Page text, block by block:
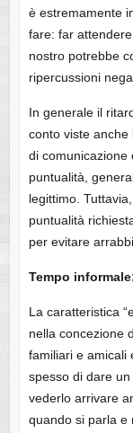
è estremamente
fare: far
nostro potrebbe
ripercussioni
In generale il
conto viste anche
di comunicazione
puntualità,
legittimo.
puntualità
per evitare
Tempo
La caratteristica
nella concezione
familiari e amicali
spesso di dare
vederlo arrivare
quando si parla e